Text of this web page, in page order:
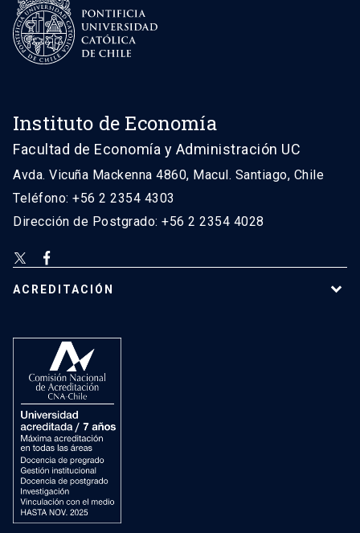
Instituto de Economía
Facultad de Economía y Administración UC
Avda. Vicuña Mackenna 4860, Macul. Santiago, Chile
Teléfono: +56 2 2354 4303
Dirección de Postgrado: +56 2 2354 4028
ACREDITACIÓN